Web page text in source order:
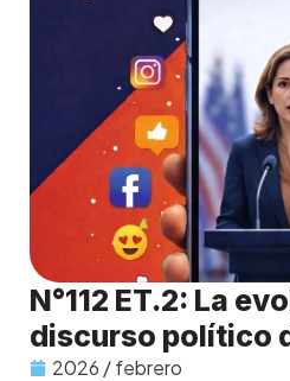
N°112 ET.2: La
discurso político
2026 / febrero